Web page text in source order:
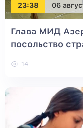
23:38 06
Глава МИД
посольство
14